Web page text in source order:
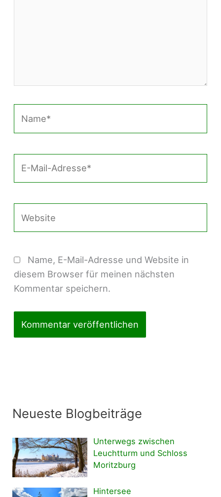
Mail-
Name, E-Mail-Adresse und Website in
diesem Browser für meinen nächsten
Kommentar speichern.
Neueste Blogbeiträge
Unterwegs zwischen
Leuchtturm und Schloss
Moritzburg
Hintersee